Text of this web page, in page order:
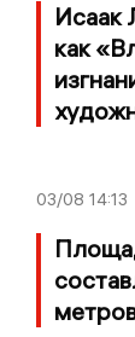
Исаак
как
03/08 14:13